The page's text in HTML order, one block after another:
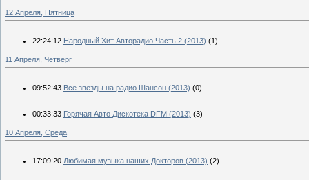
12 Апреля, Пятница
22:24:12 Народный Хит Авторадио Часть 2 (2013) (1)
11 Апреля, Четверг
09:52:43 Все звезды на радио Шансон (2013) (0)
00:33:33 Горячая Авто Дискотека DFM (2013) (3)
10 Апреля, Среда
17:09:20 Любимая музыка наших Докторов (2013) (2)